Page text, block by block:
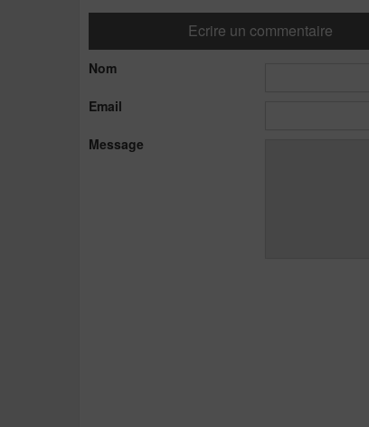
Ecrire un commentaire
Nom
Email
Message